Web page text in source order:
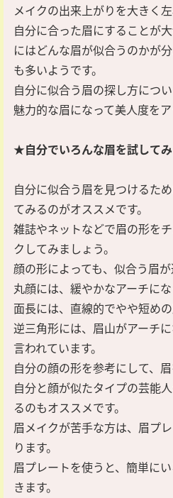
メイクの出来上がりを大きく左
自分に合った眉にすることが
にはどんな眉が似合うのかが
も多いようです。
自分に似合う眉の探し方につい
魅力的な眉になって美人度をア
★自分でいろんな眉を試して
自分に似合う眉を見つけるた
てみるのがオススメです。
雑誌やネットなどで眉の形を
クしてみましょう。
顔の形によっても、似合う眉が
丸顔には、緩やかなアーチにな
面長には、直線的でやや短めの
逆三角形には、眉山がアーチ
言われています。
自分の顔の形を参考にして、
自分と顔が似たタイプの芸能
るのもオススメです。
眉メイクが苦手な方は、眉プ
ります。
眉プレートを使うと、簡単に
きます。